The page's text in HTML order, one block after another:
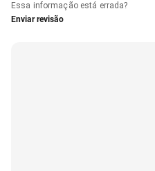
Essa informação está errada?
Enviar revisão